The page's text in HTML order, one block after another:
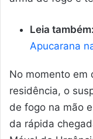
Leia também:
Apucarana
No momento em
residência, o
de fogo na mão
da rápida